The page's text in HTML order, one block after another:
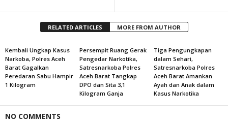
RELATED ARTICLES MORE FROM AUTHOR
Kembali Ungkap Kasus
Narkoba, Polres Aceh
Barat Gagalkan
Peredaran Sabu Hampir
1 Kilogram
Persempit Ruang Gerak
Pengedar Narkotika,
Satresnarkoba Polres
Aceh Barat Tangkap
DPO dan Sita 3,1
Kilogram Ganja
Tiga Pengungkapan
dalam Sehari,
Satresnarkoba Polres
Aceh Barat Amankan
Ayah dan Anak dalam
Kasus Narkotika
NO COMMENTS